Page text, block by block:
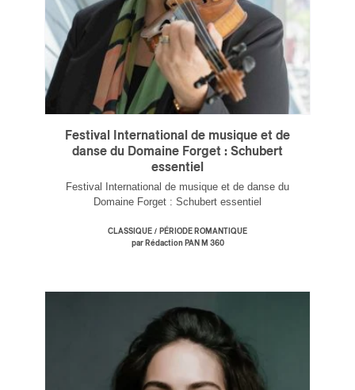
Festival International de musique et de
danse du Domaine Forget : Schubert
essentiel
Festival International de musique et de danse du
Domaine Forget : Schubert essentiel
CLASSIQUE / PÉRIODE ROMANTIQUE
par Rédaction PAN M 360